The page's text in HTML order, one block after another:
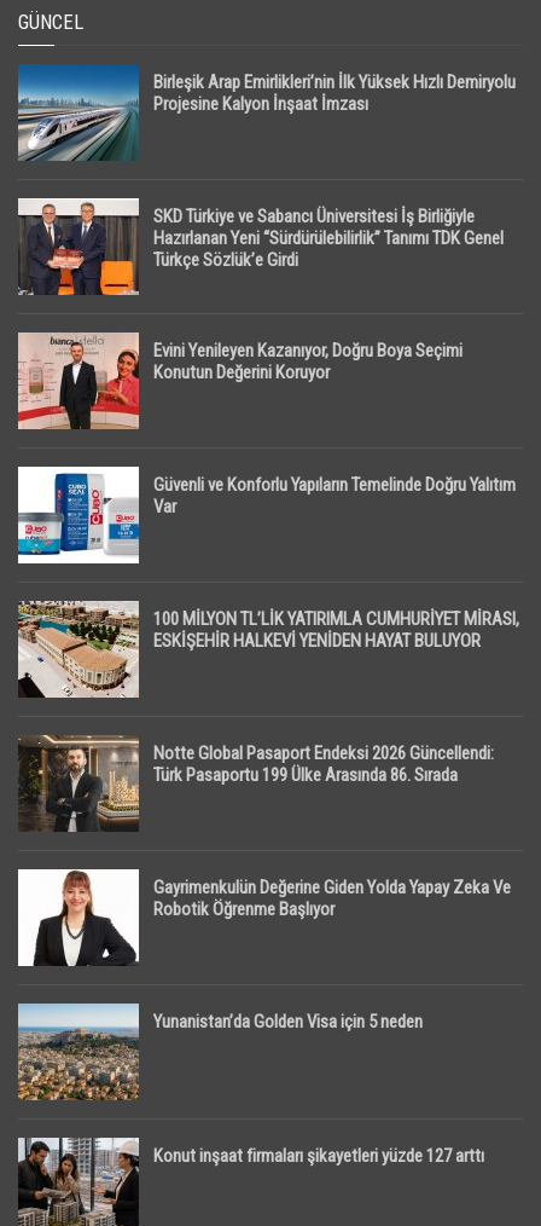
GÜNCEL
Birleşik Arap Emirlikleri’nin İlk Yüksek Hızlı Demiryolu
Projesine Kalyon İnşaat İmzası
SKD Türkiye ve Sabancı Üniversitesi İş Birliğiyle
Hazırlanan Yeni “Sürdürülebilirlik” Tanımı TDK Genel
Türkçe Sözlük’e Girdi
Evini Yenileyen Kazanıyor, Doğru Boya Seçimi
Konutun Değerini Koruyor
Güvenli ve Konforlu Yapıların Temelinde Doğru Yalıtım
Var
100 MİLYON TL’LİK YATIRIMLA CUMHURİYET MİRASI,
ESKİŞEHİR HALKEVİ YENİDEN HAYAT BULUYOR
Notte Global Pasaport Endeksi 2026 Güncellendi:
Türk Pasaportu 199 Ülke Arasında 86. Sırada
Gayrimenkulün Değerine Giden Yolda Yapay Zeka Ve
Robotik Öğrenme Başlıyor
Yunanistan’da Golden Visa için 5 neden
Konut inşaat firmaları şikayetleri yüzde 127 arttı